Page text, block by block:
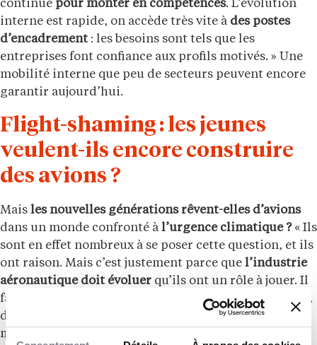
continue pour monter en compétences. L’évolution
interne est rapide, on accède très vite à des postes
d’encadrement: les besoins sont tels que les
entreprises font confiance aux profils motivés. » Une
mobilité interne que peu de secteurs peuvent encore
garantir aujourd’hui.
Flight-shaming : les jeunes
veulent-ils encore construire
des avions ?
Mais les nouvelles générations rêvent-elles d’avions
dans un monde confronté à l’urgence climatique ?« Ils
sont en effet nombreux à se poser cette question, et ils
ont raison. Mais c’est justement parce que l’industrie
aéronautique doit évoluer qu’ils ont un rôle à jouer. Il
faut
des ingénieurs pour concevoir l’avion décarboné
,
des techniciens pour travailler sur les nouveaux
matériaux, des opérateurs capables de s’adapter à des